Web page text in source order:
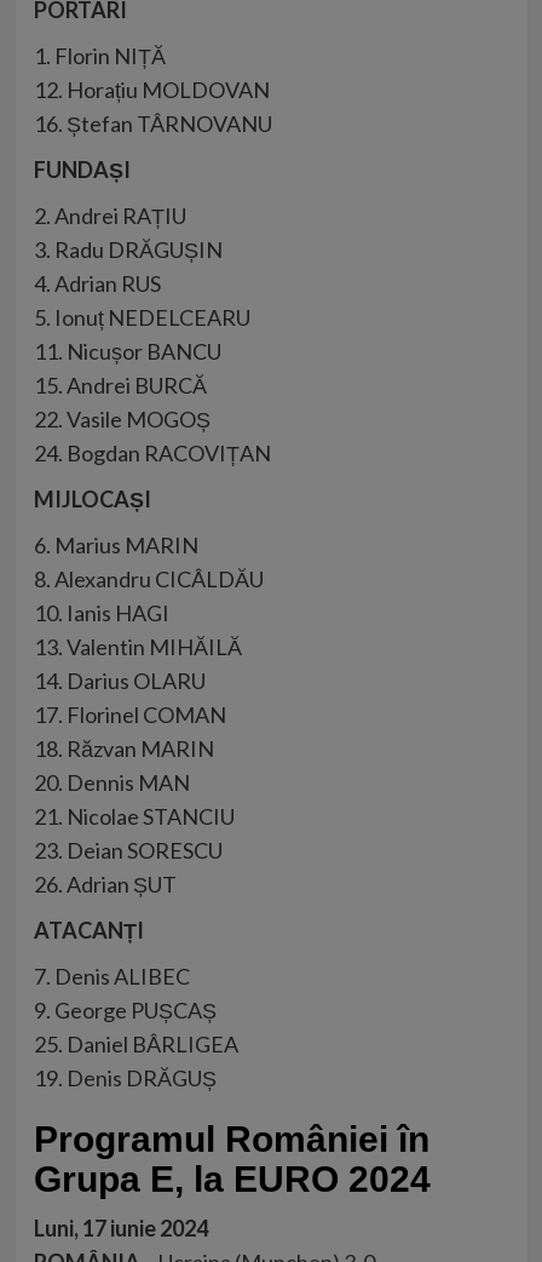
PORTARI
1. Florin NIȚĂ
12. Horațiu MOLDOVAN
16. Ștefan TÂRNOVANU
FUNDAȘI
2. Andrei RAȚIU
3. Radu DRĂGUȘIN
4. Adrian RUS
5. Ionuț NEDELCEARU
11. Nicușor BANCU
15. Andrei BURCĂ
22. Vasile MOGOȘ
24. Bogdan RACOVIȚAN
MIJLOCAȘI
6. Marius MARIN
8. Alexandru CICÂLDĂU
10. Ianis HAGI
13. Valentin MIHĂILĂ
14. Darius OLARU
17. Florinel COMAN
18. Răzvan MARIN
20. Dennis MAN
21. Nicolae STANCIU
23. Deian SORESCU
26. Adrian ȘUT
ATACANȚI
7. Denis ALIBEC
9. George PUȘCAȘ
25. Daniel BÂRLIGEA
19. Denis DRĂGUȘ
Programul României în
Grupa E, la EURO 2024
Luni, 17 iunie 2024